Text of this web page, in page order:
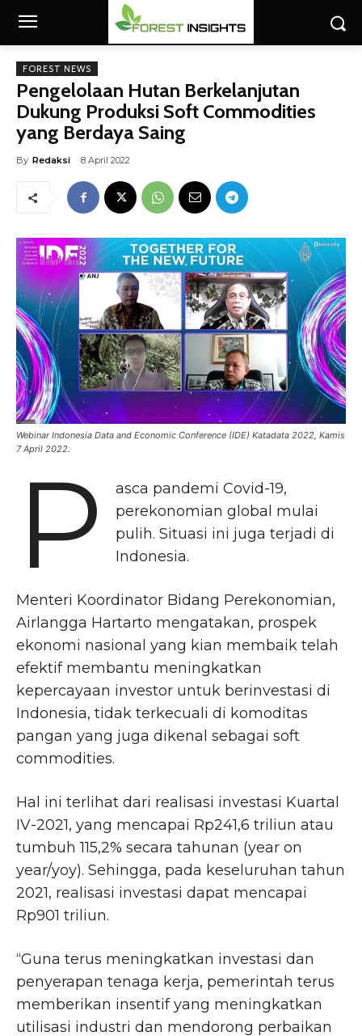
FOREST NEWS
Pengelolaan Hutan Berkelanjutan
Dukung Produksi Soft Commodities
yang Berdaya Saing
By Redaksi 8 April 2022
Webinar Indonesia Data and Economic Conference (IDE) Katadata 2022, Kamis
7 April 2022.
P
asca pandemi Covid-19,
perekonomian global mulai
pulih. Situasi ini juga terjadi di
Indonesia.
Menteri Koordinator Bidang Perekonomian,
Airlangga Hartarto mengatakan, prospek
ekonomi nasional yang kian membaik telah
efektif membantu meningkatkan
kepercayaan investor untuk berinvestasi di
Indonesia, tidak terkecuali di komoditas
pangan yang juga dikenal sebagai soft
commodities.
Hal ini terlihat dari realisasi investasi Kuartal
IV-2021, yang mencapai Rp241,6 triliun atau
tumbuh 115,2% secara tahunan (year on
year/yoy). Sehingga, pada keseluruhan tahun
2021, realisasi investasi dapat mencapai
Rp901 triliun.
“Guna terus meningkatkan investasi dan
penyerapan tenaga kerja, pemerintah terus
memberikan insentif yang meningkatkan
utilisasi industri dan mendorong perbaikan